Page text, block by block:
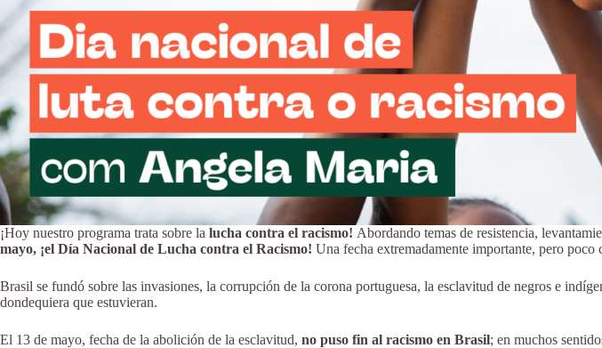
¡Hoy nuestro programa trata sobre la lucha contra el racismo! Abordando temas de resistencia,
mayo, ¡el Día Nacional de Lucha contra el Racismo! Una fecha extremadamente importante, pero poco
Brasil se fundó sobre las invasiones, la corrupción de la corona portuguesa, la esclavitud de negros e
dondequiera que estuvieran.
El 13 de mayo, fecha de la abolición de la esclavitud, no puso fin al racismo en Brasil; en muchos